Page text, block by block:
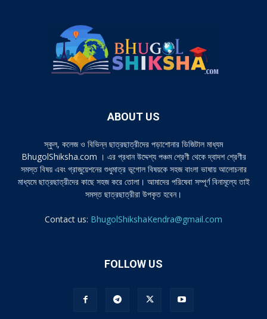
ABOUT US
স্কুল, কলেজ ও বিভিন্ন ছাত্রছাত্রীদের পড়াশোনার ডিজিটাল মাধ্যম
BhugolShiksha.com । এর প্রধান উদ্দেশ্য পঞ্চম শ্রেণী থেকে দ্বাদশ শ্রেণীর
সমস্ত বিষয় এবং গ্রাজুয়েশনের শুধুমাত্র ভূগোল বিষয়কে সহজ বাংলা ভাষায় আলোচনার
মাধ্যমে ছাত্রছাত্রীদের কাছে সহজ করে তোলা। আমাদের পরিষেবা সম্পূর্ণ বিনামূল্যে তাই
সমস্ত ছাত্রছাত্রীরা উপকৃত হবেন।
Contact us: BhugolShikshaKendra@gmail.com
FOLLOW US